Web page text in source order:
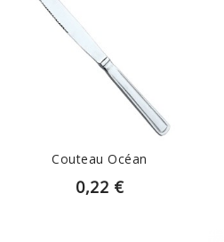
EN SAVOIR PLUS
Couteau Océan
0,22 €